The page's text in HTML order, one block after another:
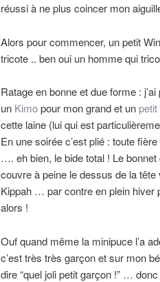
réussi à ne plus coincer mon
Alors pour commencer, un petit
tricote .. ben oui un homme qui
Ratage en bonne et due forme :
un Kimopour mon grand et un
cette laine (lui qui est
En une soirée c’est plié : toute
…. eh bien, le bide total ! Le
couvre à peine le dessus de la
Kippah … par contre en plein hiver
alors !
Ouf quand même la minipuce l’a
c’est très très garçon et sur mon
dire “quel joli petit garçon !” …